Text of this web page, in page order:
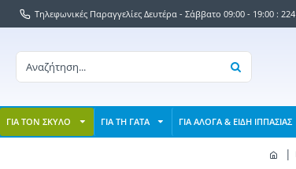
Τηλεφωνικές Παραγγελίες Δευτέρα - Σάββατο 09:00 - 19:00 :
ΓΙΑ ΤΟΝ ΣΚΥΛΟ ΓΙΑ ΤΗ ΓΑΤΑ ΓΙΑ ΑΛΟΓΑ & ΕΙΔΗ ΙΠΠΑΣΙΑΣ